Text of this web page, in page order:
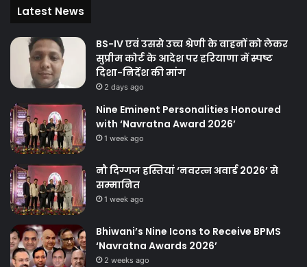
Latest News
BS-IV एवं उससे उच्च श्रेणी के वाहनों को लेकर
सुप्रीम कोर्ट के आदेश पर हरियाणा में स्पष्ट
दिशा-निर्देश की मांग
2 days ago
Nine Eminent Personalities Honoured
with ‘Navratna Award 2026’
1 week ago
नौ दिग्गज हस्तियां ‘नवरत्न अवार्ड 2026’ से
सम्मानित
1 week ago
Bhiwani’s Nine Icons to Receive BPMS
‘Navratna Awards 2026’
2 weeks ago